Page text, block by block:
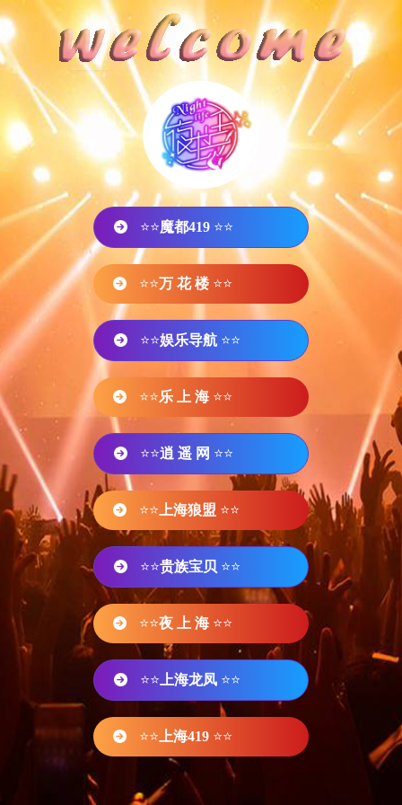
⭐⭐魔都419 ⭐⭐
⭐⭐万 花 楼 ⭐⭐
⭐⭐娱乐导航 ⭐⭐
⭐⭐乐 上 海 ⭐⭐
⭐⭐逍 遥 网 ⭐⭐
⭐⭐ 上海狼盟 ⭐⭐
⭐⭐贵族宝贝 ⭐⭐
⭐⭐夜 上 海 ⭐⭐
⭐⭐ 上海龙凤 ⭐⭐
⭐⭐ 上海419 ⭐⭐